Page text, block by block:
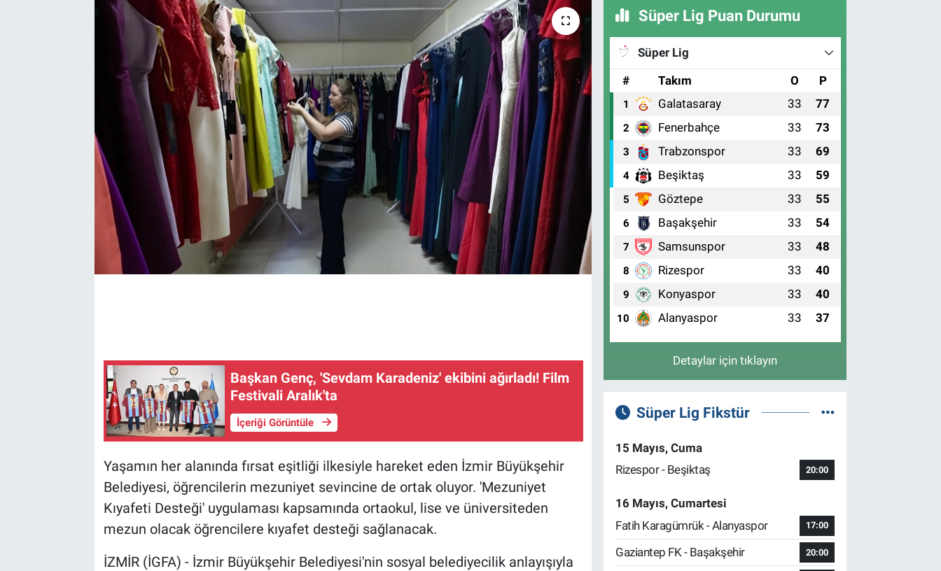
Başkan Genç, 'Sevdam Karadeniz' ekibini ağırladı! Film
Festivali Aralık'ta
İçeriği Görüntüle
Yaşamın her alanında fırsat eşitliği ilkesiyle hareket eden İzmir Büyükşehir
Belediyesi, öğrencilerin mezuniyet sevincine de ortak oluyor. 'Mezuniyet
Kıyafeti Desteği' uygulaması kapsamında ortaokul, lise ve üniversiteden
mezun olacak öğrencilere kıyafet desteği sağlanacak.
İZMİR (İGFA) - İzmir Büyükşehir Belediyesi'nin sosyal belediyecilik anlayışıyla
Süper Lig Puan Durumu
Süper Lig
#
Takım O P
1 Galatasaray 33 77
2 Fenerbahçe 33 73
3 Trabzonspor 33 69
4 Beşiktaş 33 59
5 Göztepe 33 55
6 Başakşehir 33 54
7 Samsunspor 33 48
8 Rizespor 33 40
9 Konyaspor 33 40
10 Alanyaspor 33 37
Detaylar için tıklayın
Süper Lig Fikstür
15 Mayıs, Cuma
Rizespor - Beşiktaş
20:00
16 Mayıs, Cumartesi
Fatih Karagümrük - Alanyaspor
17:00
Gaziantep FK - Başakşehir 20:00